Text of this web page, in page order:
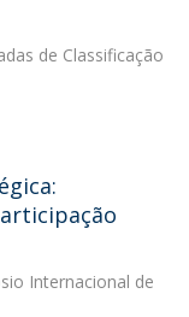
de Classificação
Internacional de